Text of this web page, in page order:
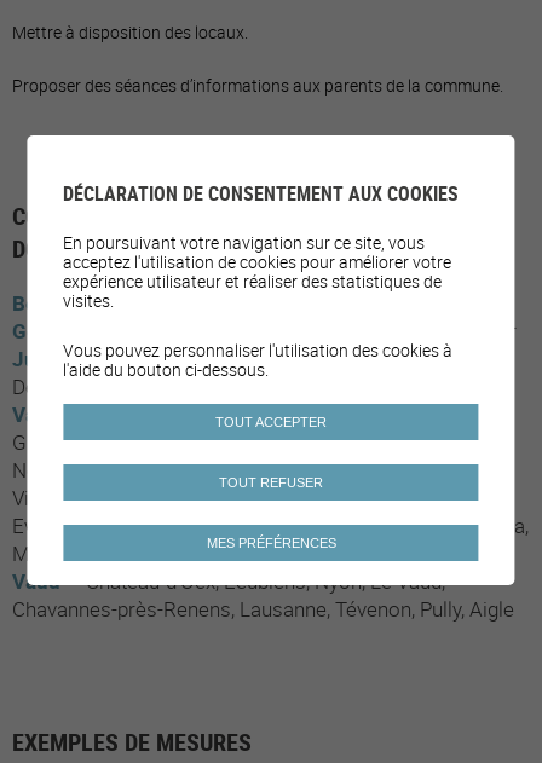
Mettre à disposition des locaux.
Proposer des séances d’informations aux parents de la commune.
COMMUNES AYANT MIS EN PLACE LE SOUS-
DOMAINE
Berne Reconvilier
Genève
Meinier
Jura
Rossemaison Courgenay Alle Boncourt
Delémont
Valais
Anniviers Chamoson
Grimisuat Hérémence Icogne Lens Martigny Monthey
Nendaz Saas-Fee Vétroz Noble-Contrée Viège
Visperterminen Vouvry Riddes Fully Chalais Leuk
Evolène Vernayaz Fiesch Val de Bagnes Crans-Montana
Mont-Noble
Orsières
Vaud
Château-d'Oex Ecublens Nyon Le Vaud
Chavannes-près-Renens Lausanne Tévenon Pully Aigle
EXEMPLES DE MESURES
DÉCLARATION DE CONSENTEMENT AUX COOKIES
En poursuivant votre navigation sur ce site, vous
acceptez l'utilisation de cookies pour améliorer votre
expérience utilisateur et réaliser des statistiques de
visites.
Vous pouvez personnaliser l'utilisation des cookies à
l'aide du bouton ci-dessous.
TOUT ACCEPTER
TOUT REFUSER
MES PRÉFÉRENCES